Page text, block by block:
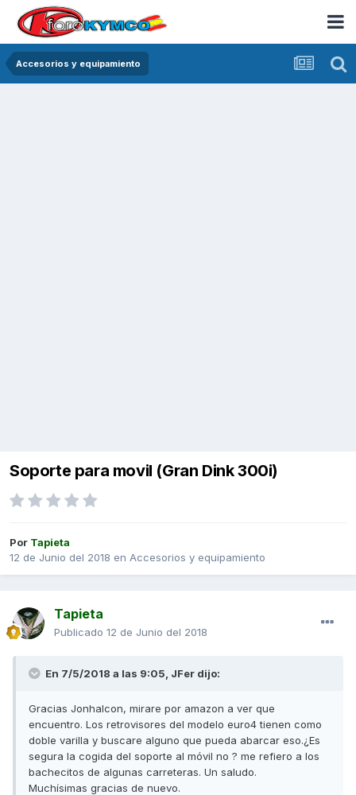
Accesorios y equipamiento
Soporte para movil (Gran Dink 300i)
Por Tapieta
12 de Junio del 2018 en Accesorios y equipamiento
Tapieta
Publicado 12 de Junio del 2018
En 7/5/2018 a las 9:05, JFer dijo:
Gracias Jonhalcon, mirare por amazon a ver que
encuentro. Los retrovisores del modelo euro4 tienen como
doble varilla y buscare alguno que pueda abarcar eso.¿Es
segura la cogida del soporte al móvil no ? me refiero a los
bachecitos de algunas carreteras. Un saludo.
Muchísimas gracias de nuevo.